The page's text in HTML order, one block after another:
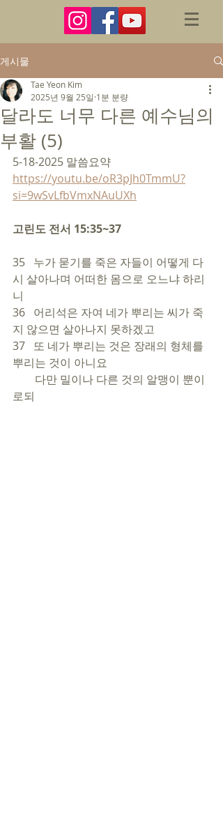
게시물
달라도 너무 다른 예수님의
부활 (5)
Tae Yeon Kim
2025년 9월 25일 1분 분량
5-18-2025 말씀요약
https://youtu.be/oR3pJh0TmmU?
si=9wSvLfbVmxNAuUXh
고린도 전서 15:35~37
35   누가 묻기를 죽은 자들이 어떻게 다
시 살아나며 어떠한 몸으로 오느냐 하리
니
36   어리석은 자여 네가 뿌리는 씨가 죽
지 않으면 살아나지 못하겠고
37   또 네가 뿌리는 것은 장래의 형체를
뿌리는 것이 아니요
로되